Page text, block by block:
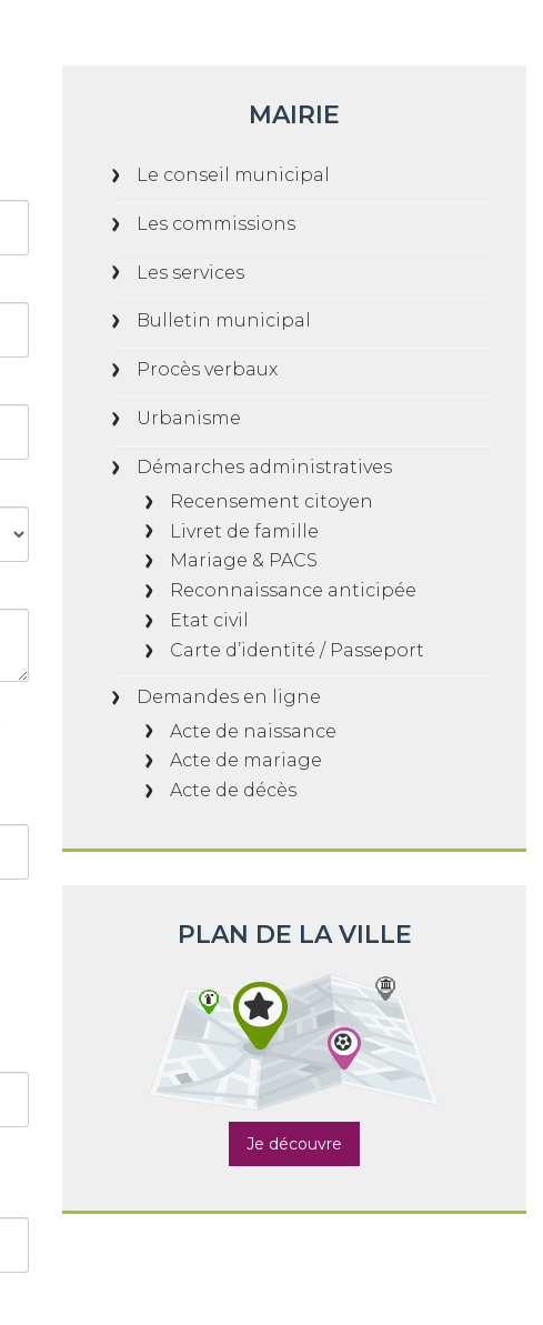
MAIRIE
Le conseil municipal
Les commissions
Les services
Bulletin municipal
Procès verbaux
Urbanisme
Démarches administratives
Recensement citoyen
Livret de famille
Mariage & PACS
Reconnaissance anticipée
Etat civil
Carte d’identité / Passeport
Demandes en ligne
Acte de naissance
Acte de mariage
Acte de décès
PLAN DE LA VILLE
Je découvre